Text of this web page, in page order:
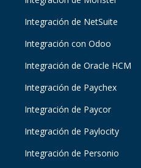
Integración de NetSuite
Integración con Odoo
Integración de Oracle HCM
Integración de Paychex
Integración de Paycor
Integración de Paylocity
Integración de Personio